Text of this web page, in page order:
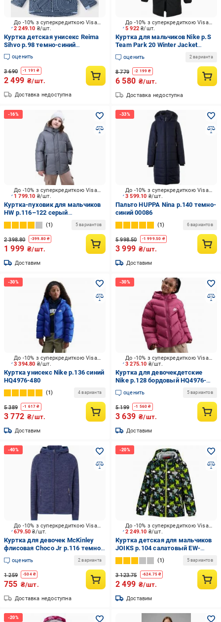
2 249.10 ₴/шт.
До -10% з суперкредиткою Visa Вигода
Куртка детская унисекс Reima
Sihvo р.98 темно-синий
5100169S-6983
оценить
3 690 -1 191 ₴
2 499 ₴/шт.
Доставка недоступна
5 922₴/шт.
До -10% з суперкредиткою Visa Вигода
Куртка для мальчиков Nike p.S
Team Park 20 Winter Jacket
черный CW6158-010
оценить 2 варианта
8 779 -2 199 ₴
6 580 ₴/шт.
Доставка недоступна
1 799.10 ₴/шт.
До -10% з суперкредиткою Visa Вигода
Куртка-пуховик для мальчиков
HW р.116–122 серый
REFLECTIVE JACKET
1 5 вариантов
2 398.80 -399.80 ₴
1 999 ₴/шт.
Доставим
3 599.10 ₴/шт.
До -10% з суперкредиткою Visa Вигода
Пальто HUPPA Nina р.140 темно-
синий 00086
1 6 вариантов
5 998.50 -1 999.50 ₴
3 999 ₴/шт.
Доставим
3 394.80 ₴/шт.
До -10% з суперкредиткою Visa Вигода
Куртка унисекс Nike р.136 синий
HQ4976-480
1 4 варианта
5 389 -1 617 ₴
3 772 ₴/шт.
Доставим
3 275.10 ₴/шт.
До -10% з суперкредиткою Visa Вигода
Куртка для девочекдетские
Nike р.128 бордовый HQ4976-
634
оценить 5 вариантов
5 199 -1 560 ₴
3 639 ₴/шт.
Доставим
679.50₴/шт.
До -10% з суперкредиткою Visa Вигода
Куртка для девочек McKinley
флисовая Choco Jr р.116 темно-
синий 280761936
оценить 2 варианта
1 259 -504₴
755 ₴/шт.
Доставка недоступна
2 249.10 ₴/шт.
До -10% з суперкредиткою Visa Вигода
Куртка детская для мальчиков
JOIKS р.104 салатовый EW-
66/104
1 5 вариантов
3 123.75 -624.75₴
2 499 ₴/шт.
Доставим